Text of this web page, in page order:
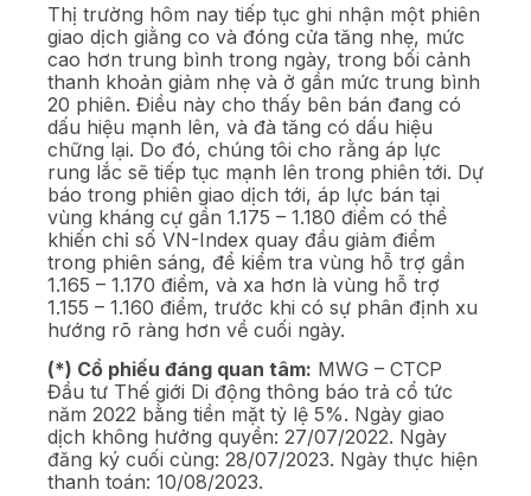
Thị trường hôm nay tiếp tục ghi nhận một phiên
giao dịch giằng co và đóng cửa tăng nhẹ, mức
cao hơn trung bình trong ngày, trong bối cảnh
thanh khoản giảm nhẹ và ở gần mức trung bình
20 phiên. Điều này cho thấy bên bán đang có
dấu hiệu mạnh lên, và đà tăng có dấu hiệu
chững lại. Do đó, chúng tôi cho rằng áp lực
rung lắc sẽ tiếp tục mạnh lên trong phiên tới. Dự
báo trong phiên giao dịch tới, áp lực bán tại
vùng kháng cự gần 1.175 – 1.180 điểm có thể
khiến chỉ số VN-Index quay đầu giảm điểm
trong phiên sáng, để kiểm tra vùng hỗ trợ gần
1.165 – 1.170 điểm, và xa hơn là vùng hỗ trợ
1.155 – 1.160 điểm, trước khi có sự phân định xu
hướng rõ ràng hơn về cuối ngày.
(*) Cổ phiếu đáng quan tâm: MWG – CTCP
Đầu tư Thế giới Di động thông báo trả cổ tức
năm 2022 bằng tiền mặt tỷ lệ 5%. Ngày giao
dịch không hưởng quyền: 27/07/2022. Ngày
đăng ký cuối cùng: 28/07/2023. Ngày thực hiện
thanh toán: 10/08/2023.